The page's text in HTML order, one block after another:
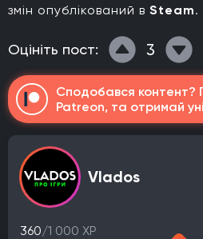
змін опублікований в Steam.
Оцініть пост: 3
Сподобався контент?
Patreon, та отримай
Vlados
360/1 000 XP